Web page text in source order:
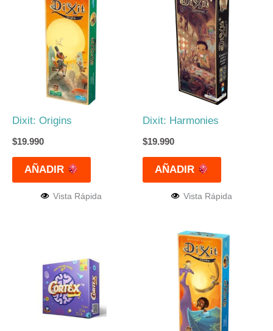
Dixit: Origins
$19.990
AÑADIR
Vista Rápida
Dixit: Harmonies
$19.990
AÑADIR
Vista Rápida